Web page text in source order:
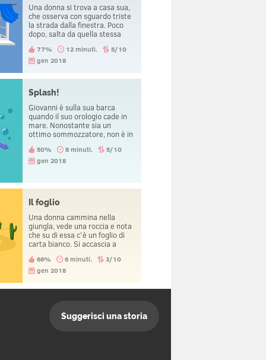
Una donna si trova a casa sua,
che osserva con sguardo triste
la strada dalla finestra. Poco
dopo, salta da quella stessa
momento, sente il telefono
squillare e si pente di esser
77% 12 minuti.
5/10
gen 2018
Splash!
Giovanni è sulla sua barca
quando il suo orologio cade in
mare. Nonostante sia un
ottimo sommozzatore, non è in
50% 8 minuti.
5/10
gen 2018
Il foglio
Una donna cammina nella
giungla, vede una roccia e nota
che su di essa c'è un foglio di
carta bianco. Si accascia a
66% 6 minuti.
3/10
gen 2018
Suggerisci una storia